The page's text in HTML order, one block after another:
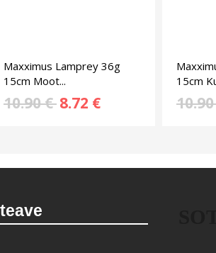
Maxximus Lamprey 36g
15cm Moot...
10.90 €8.72 €
15cm